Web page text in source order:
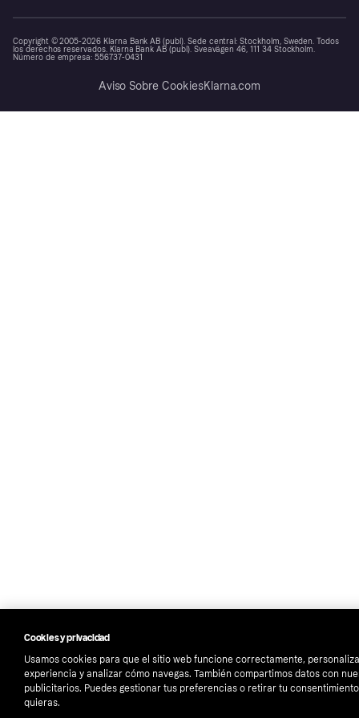
Copyright © 2005-2026 Klarna Bank AB (publ). Sede central: Stockholm, Sweden. Todos
los derechos reservados. Klarna Bank AB (publ). Sveavägen 46, 111 34 Stockholm.
Número de empresa: 556737-0431
Aviso Sobre CookiesKlarna.com
Cookies y privacidad
Usamos cookies para que el sitio web funcione correctamente,
experiencia y analizar cómo navegas. También compartimos datos con
publicitarios. Puedes gestionar tus preferencias o retirar tu
quieras.